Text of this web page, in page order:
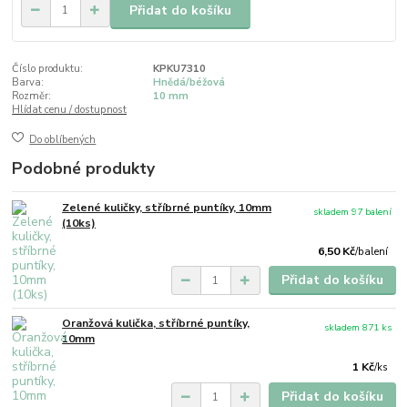
Přidat do košíku
Číslo produktu:
KPKU7310
Barva:
Hnědá/béžová
Rozměr:
10 mm
Hlídat cenu / dostupnost
Do oblíbených
Podobné produkty
Zelené kuličky, stříbrné puntíky, 10mm
(10ks)
6,50 Kč/balení
skladem 97 balení
Přidat do košíku
Oranžová kulička, stříbrné puntíky,
10mm
1 Kč/ks
skladem 871 ks
Přidat do košíku